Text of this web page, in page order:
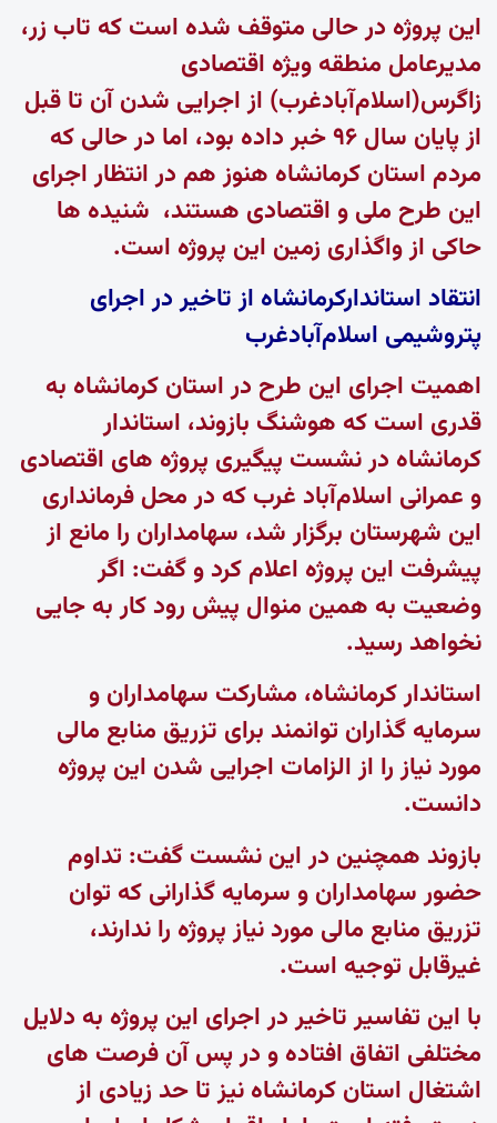
این پروژه در حالی متوقف شده است که تاب زر،
مدیرعامل منطقه ویژه اقتصادی
زاگرس(اسلام‌آبادغرب) از اجرایی شدن آن تا قبل
از پایان سال ۹۶ خبر داده بود، اما در حالی که
مردم استان کرمانشاه هنوز هم در انتظار اجرای
این طرح ملی و اقتصادی هستند، شنیده ها
حاکی از واگذاری زمین این پروژه است.
انتقاد استاندارکرمانشاه از تاخیر در اجرای
پتروشیمی اسلام‌آبادغرب
اهمیت اجرای این طرح در استان کرمانشاه به
قدری است که هوشنگ بازوند، استاندار
کرمانشاه در نشست پیگیری پروژه های اقتصادی
و عمرانی اسلام‌آباد غرب که در محل فرمانداری
این شهرستان برگزار شد، سهامداران را مانع از
پیشرفت این پروژه اعلام کرد و گفت: اگر
وضعیت به همین منوال پیش رود کار به جایی
نخواهد رسید.
استاندار کرمانشاه، مشارکت سهامداران و
سرمایه گذاران توانمند برای تزریق منابع مالی
مورد نیاز را از الزامات اجرایی شدن این پروژه
دانست.
بازوند همچنین در این نشست گفت: تداوم
حضور سهامداران و سرمایه گذارانی که توان
تزریق منابع مالی مورد نیاز پروژه را ندارند،
غیرقابل توجیه است.
با این تفاسیر تاخیر در اجرای این پروژه به دلایل
مختلفی اتفاق افتاده و در پس آن فرصت های
اشتغال استان کرمانشاه نیز تا حد زیادی از